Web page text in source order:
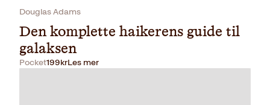
Douglas Adams
Den komplette haikerens guide til
galaksen
Pocket199krLes mer